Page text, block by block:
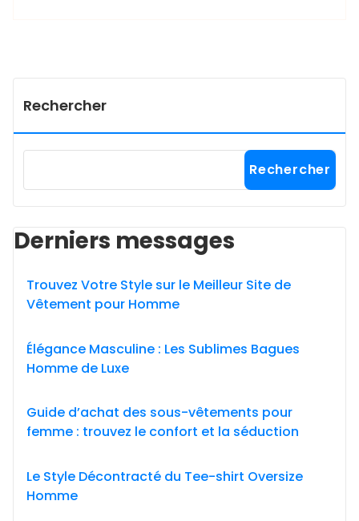
Rechercher
Rechercher
Derniers messages
Trouvez Votre Style sur le Meilleur Site de
Vêtement pour Homme
Élégance Masculine : Les Sublimes Bagues
Homme de Luxe
Guide d’achat des sous-vêtements pour
femme : trouvez le confort et la séduction
Le Style Décontracté du Tee-shirt Oversize
Homme